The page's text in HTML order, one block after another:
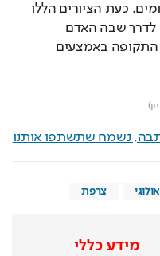
ומורכבות כמו אלו של אבותינו הקדומים. כעת הציורים הללו
יכולים לספק מידע משמעותי בנוגע לדרך שבה האדם
הניאנדרתלי הביע את עצמו באותה התקופה באמצעים
נשמח שתשתפו אותנו
צרפת
מידע כללי